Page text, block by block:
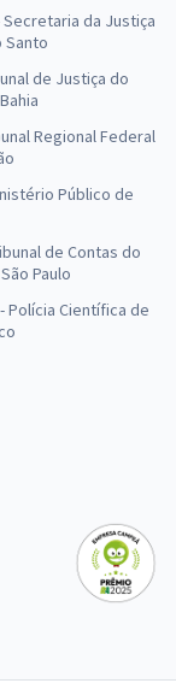
Secretaria da Justiça
Santo
de Justiça do
Regional Federal
Público de
de Contas do
Paulo
Polícia Científica de